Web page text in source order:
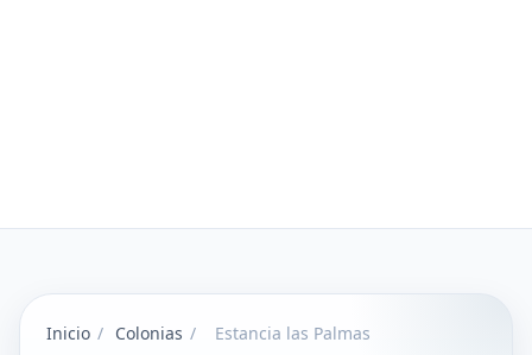
Inicio / Colonias / Estancia las Palmas